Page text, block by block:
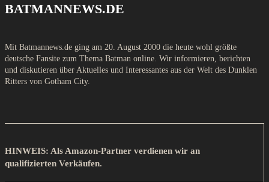
BATMANNEWS.DE
Mit Batmannews.de ging am 20. August 2000 die heute wohl größte
deutsche Fansite zum Thema Batman online. Wir informieren, berichten
und diskutieren über Aktuelles und Interessantes aus der Welt des Dunklen
Ritters von Gotham City.
HINWEIS: Als Amazon-Partner verdienen wir an
qualifizierten Verkäufen.